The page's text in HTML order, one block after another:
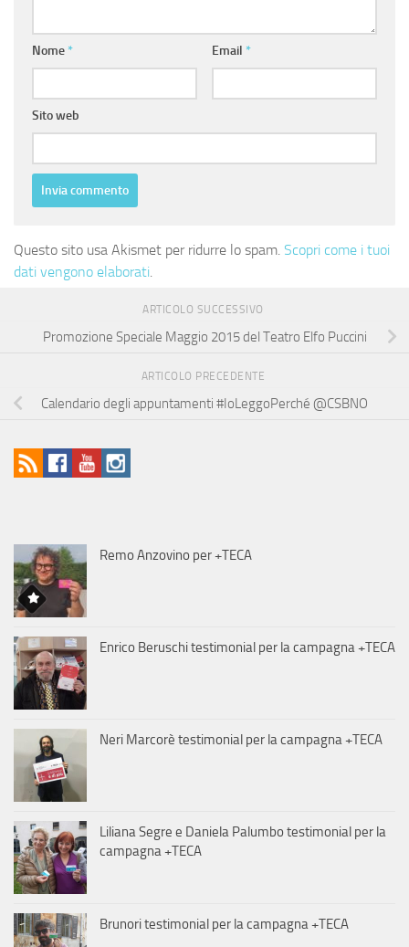
Nome * Email *
Sito web
Questo sito usa Akismet per ridurre lo spam. Scopri come i tuoi
dati vengono elaborati.
ARTICOLO SUCCESSIVO
Promozione Speciale Maggio 2015 del Teatro Elfo Puccini
ARTICOLO PRECEDENTE
Calendario degli appuntamenti #IoLeggoPerché @CSBNO
Remo Anzovino per +TECA
Enrico Beruschi testimonial per la campagna +TECA
Neri Marcorè testimonial per la campagna +TECA
Liliana Segre e Daniela Palumbo testimonial per la
campagna +TECA
Brunori testimonial per la campagna +TECA